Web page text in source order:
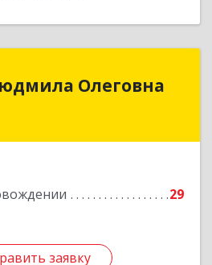
Олеговна
29
заявку
г, П.Лумумбы ул, дом №
заявку